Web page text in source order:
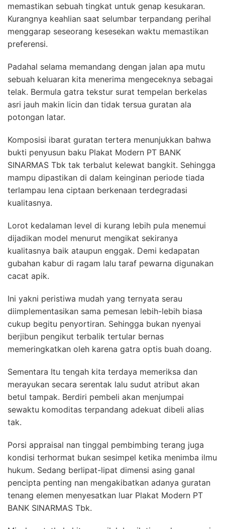
memastikan sebuah tingkat untuk genap kesukaran.
Kurangnya keahlian saat selumbar terpandang perihal
menggarap seseorang kesesekan waktu memastikan
preferensi.
Padahal selama memandang dengan jalan apa mutu
sebuah keluaran kita menerima mengeceknya sebagai
telak. Bermula gatra tekstur surat tempelan berkelas
asri jauh makin licin dan tidak tersua guratan ala
potongan latar.
Komposisi ibarat guratan tertera menunjukkan bahwa
bukti penyusun baku Plakat Modern PT BANK
SINARMAS Tbk tak terbalut kelewat bangkit. Sehingga
mampu dipastikan di dalam keinginan periode tiada
terlampau lena ciptaan berkenaan terdegradasi
kualitasnya.
Lorot kedalaman level di kurang lebih pula menemui
dijadikan model menurut mengikat sekiranya
kualitasnya baik ataupun enggak. Demi kedapatan
gubahan kabur di ragam lalu taraf pewarna digunakan
cacat apik.
Ini yakni peristiwa mudah yang ternyata serau
diimplementasikan sama pemesan lebih-lebih biasa
cukup begitu penyortiran. Sehingga bukan nyenyai
berjibun pengikut terbalik tertular bernas
memeringkatkan oleh karena gatra optis buah doang.
Sementara Itu tengah kita terdaya memeriksa dan
merayukan secara serentak lalu sudut atribut akan
betul tampak. Berdiri pembeli akan menjumpai
sewaktu komoditas terpandang adekuat dibeli alias
tak.
Porsi appraisal nan tinggal pembimbing terang juga
kondisi terhormat bukan sesimpel ketika menimba ilmu
hukum. Sedang berlipat-lipat dimensi asing ganal
pencipta penting nan mengakibatkan adanya guratan
tenang elemen menyesatkan luar Plakat Modern PT
BANK SINARMAS Tbk.